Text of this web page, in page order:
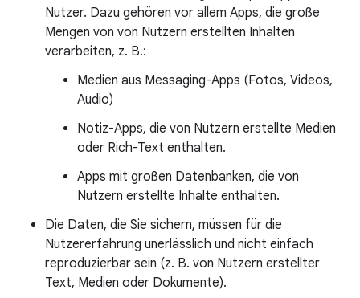
Nutzer. Dazu gehören vor allem Apps, die große
Mengen von von Nutzern erstellten Inhalten
verarbeiten, z. B.:
Medien aus Messaging-Apps (Fotos, Videos,
Audio)
Notiz-Apps, die von Nutzern erstellte Medien
oder Rich-Text enthalten.
Apps mit großen Datenbanken, die von
Nutzern erstellte Inhalte enthalten.
Die Daten, die Sie sichern, müssen für die
Nutzererfahrung unerlässlich und nicht einfach
reproduzierbar sein (z. B. von Nutzern erstellter
Text, Medien oder Dokumente).